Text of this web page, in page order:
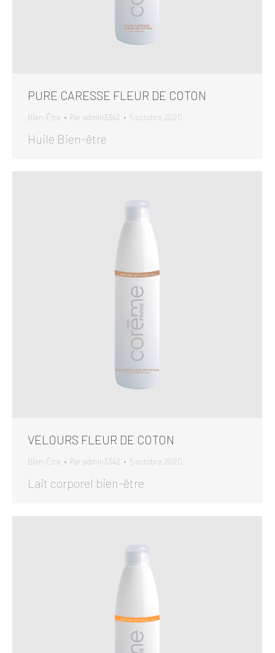
PURE CARESSE FLEUR DE COTON
Bien-Être Par admin3342 5 octobre 2020
Huile Bien-être
VELOURS FLEUR DE COTON
Bien-Être Par admin3342 5 octobre 2020
Lait corporel bien-être